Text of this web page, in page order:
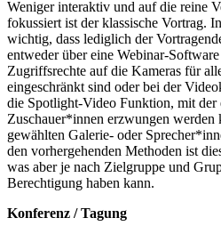
Weniger interaktiv und auf die reine
fokussiert ist der klassische Vortrag.
wichtig, dass lediglich der
entweder über eine Webinar-
Zugriffsrechte auf die Kameras für
eingeschränkt sind oder bei der
die Spotlight-Video Funktion, mit der
Zuschauer*innen erzwungen werden
gewählten Galerie- oder
den vorhergehenden Methoden ist
was aber je nach Zielgruppe und
Berechtigung haben kann.
Konferenz / Tagung